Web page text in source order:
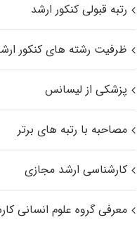
رتبه قبولی کنکور ارشد
ظرفیت رشته های کنکور
پزشکی از لیسانس
مصاحبه با رتبه های برتر
کارشناسی ارشد مجازی
معرفی گروه علوم انسانی